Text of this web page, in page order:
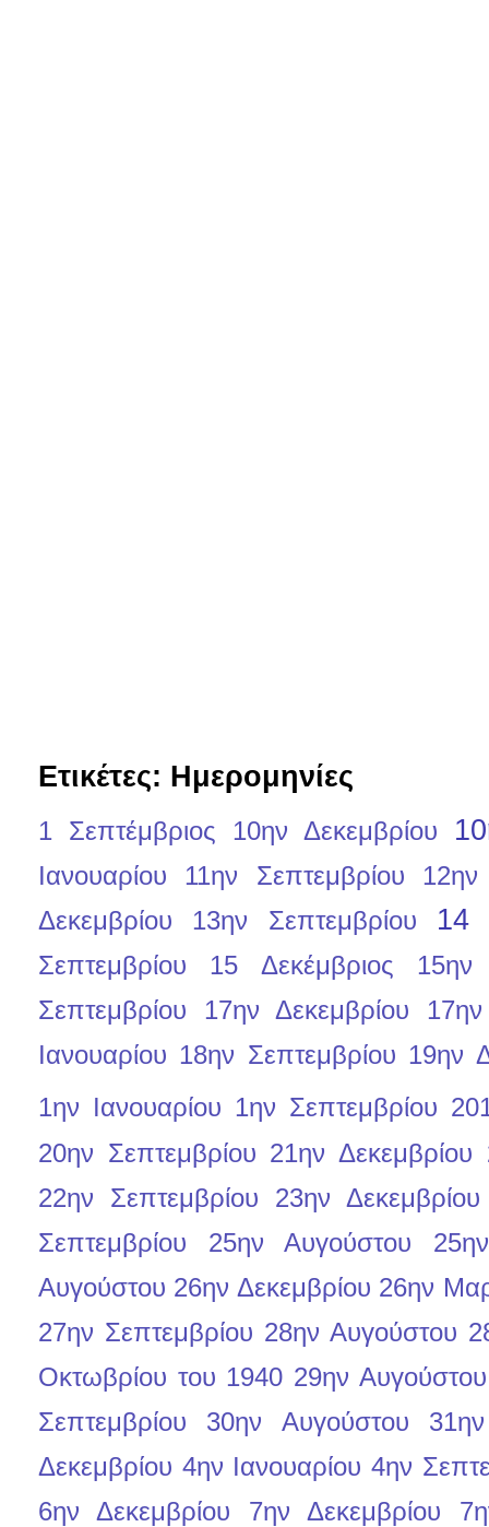
Ετικέτες: Ημερομηνίες
1 Σεπτέμβριος 10ην Δεκεμβρίου
Ιανουαρίου 11ην Σεπτεμβρίου
12ην
Δεκεμβρίου
13ην Σεπτεμβρίου 14
Σεπτεμβρίου 15 Δεκέμβριος
15ην
Σεπτεμβρίου
17ην Δεκεμβρίου
Ιανουαρίου 18ην Σεπτεμβρίου 19ην
1ην Ιανουαρίου 1ην Σεπτεμβρίου
20ην Σεπτεμβρίου 21ην Δεκεμβρίου
22ην Σεπτεμβρίου
23ην Δεκεμβρίου
Σεπτεμβρίου
25ην Αυγούστου
Αυγούστου 26ην Δεκεμβρίου 26ην
27ην Σεπτεμβρίου 28ην Αυγούστου
Οκτωβρίου του 1940 29ην Αυγούστου
Σεπτεμβρίου
30ην Αυγούστου
Δεκεμβρίου 4ην Ιανουαρίου 4ην
6ην Δεκεμβρίου
7ην Δεκεμβρίου